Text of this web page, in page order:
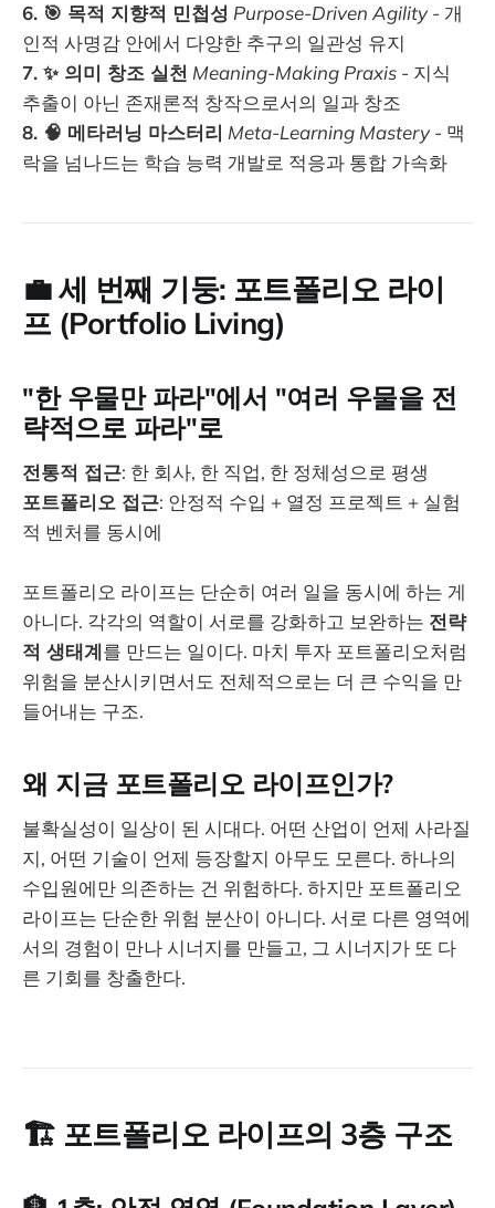
6. 🎯 목적 지향적 민첩성 Purpose-Driven Agility- 개
인적 사명감 안에서 다양한 추구의 일관성 유지
7. ✨ 의미 창조 실천 Meaning-Making Praxis - 지식
추출이 아닌 존재론적 창작으로서의 일과 창조
8. 🧠 메타러닝 마스터리 Meta-Learning Mastery- 맥
락을 넘나드는 학습 능력 개발로 적응과 통합 가속화
💼세 번째 기둥: 포트폴리오 라이
프 (Portfolio Living)
"한 우물만 파라"에서 "여러 우물을 전
략적으로 파라"로
전통적 접근: 한 회사, 한 직업, 한 정체성으로 평생
포트폴리오 접근: 안정적 수입 + 열정 프로젝트 + 실험
적 벤처를 동시에
포트폴리오 라이프는 단순히 여러 일을 동시에 하는 게
아니다. 각각의 역할이 서로를 강화하고 보완하는 전략
적 생태계를 만드는 일이다. 마치 투자 포트폴리오처럼
위험을 분산시키면서도 전체적으로는 더 큰 수익을 만
들어내는 구조.
왜 지금 포트폴리오 라이프인가?
불확실성이 일상이 된 시대다. 어떤 산업이 언제 사라질
지, 어떤 기술이 언제 등장할지 아무도 모른다. 하나의
수입원에만 의존하는 건 위험하다. 하지만 포트폴리오
라이프는 단순한 위험 분산이 아니다. 서로 다른 영역에
서의 경험이 만나 시너지를 만들고, 그 시너지가 또 다
른 기회를 창출한다.
🏗️ 포트폴리오 라이프의 3층 구조